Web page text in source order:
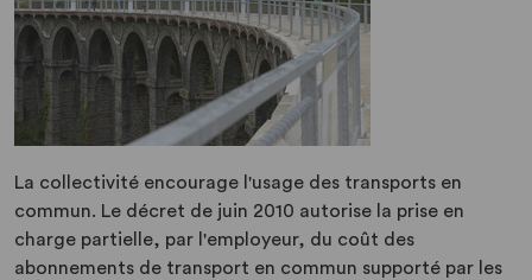
La collectivité encourage l'usage des transports en
commun. Le décret de juin 2010 autorise la prise en
charge partielle, par l'employeur, du coût des
abonnements de transport en commun supporté par les